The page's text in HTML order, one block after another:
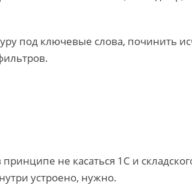
под ключевые слова, починить
не касаться 1С и
устроено, нужно.